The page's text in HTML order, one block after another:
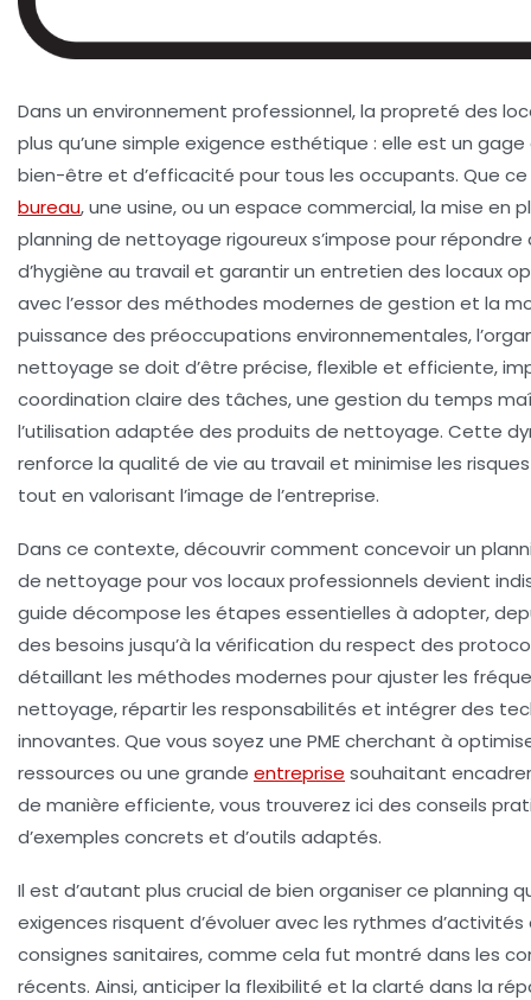
Dans un environnement professionnel, la propreté des
plus qu’une simple exigence esthétique : elle est un
bien-être et d’efficacité pour tous les occupants. Que
bureau, une usine, ou un espace commercial, la mise en
planning de nettoyage rigoureux s’impose pour répondre
d’hygiène au travail et garantir un entretien des locaux
avec l’essor des méthodes modernes de gestion et la
puissance des préoccupations environnementales, l’
nettoyage se doit d’être précise, flexible et efficiente,
coordination claire des tâches, une gestion du temps
l’utilisation adaptée des produits de nettoyage. Cette
renforce la qualité de vie au travail et minimise les
tout en valorisant l’image de l’entreprise.
Dans ce contexte, découvrir comment concevoir un
de nettoyage pour vos locaux professionnels devient
guide décompose les étapes essentielles à adopter,
des besoins jusqu’à la vérification du respect des
détaillant les méthodes modernes pour ajuster les
nettoyage, répartir les responsabilités et intégrer des
innovantes. Que vous soyez une PME cherchant à
ressources ou une grande entreprise souhaitant
de manière efficiente, vous trouverez ici des conseils
d’exemples concrets et d’outils adaptés.
Il est d’autant plus crucial de bien organiser ce planning
exigences risquent d’évoluer avec les rythmes
consignes sanitaires, comme cela fut montré dans les
récents. Ainsi, anticiper la flexibilité et la clarté dans la